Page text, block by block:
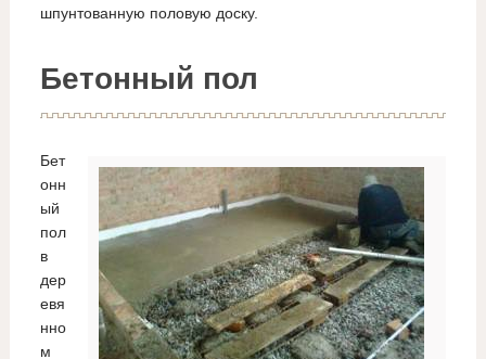
шпунтованную половую доску.
Бетонный пол
Бет
онн
ый
пол
в
дер
евя
нно
м